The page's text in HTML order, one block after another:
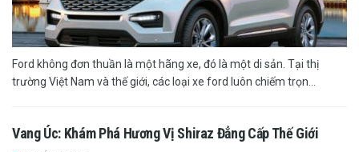
Ford không đơn thuần là một hãng xe, đó là một di sản. Tại thị
trường Việt Nam và thế giới, các loại xe ford luôn chiếm trọn...
Vang Úc: Khám Phá Hương Vị Shiraz Đẳng Cấp Thế Giới